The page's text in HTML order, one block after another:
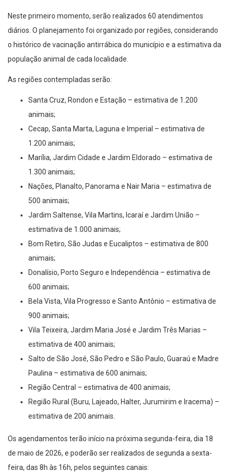
Neste primeiro momento, serão realizados 60 atendimentos
diários. O planejamento foi organizado por regiões, considerando
o histórico de vacinação antirrábica do município e a estimativa da
população animal de cada localidade.
As regiões contempladas serão:
Santa Cruz, Rondon e Estação – estimativa de 1.200
animais;
Cecap, Santa Marta, Laguna e Imperial – estimativa de
1.200 animais;
Marília, Jardim Cidade e Jardim Eldorado – estimativa de
1.300 animais;
Nações, Planalto, Panorama e Nair Maria – estimativa de
500 animais;
Jardim Saltense, Vila Martins, Icaraí e Jardim União –
estimativa de 1.000 animais;
Bom Retiro, São Judas e Eucaliptos – estimativa de 800
animais;
Donalísio, Porto Seguro e Independência – estimativa de
600 animais;
Bela Vista, Vila Progresso e Santo Antônio – estimativa de
900 animais;
Vila Teixeira, Jardim Maria José e Jardim Três Marias –
estimativa de 400 animais;
Salto de São José, São Pedro e São Paulo, Guaraú e Madre
Paulina – estimativa de 600 animais;
Região Central – estimativa de 400 animais;
Região Rural (Buru, Lajeado, Halter, Jurumirim e Iracema) –
estimativa de 200 animais.
Os agendamentos terão início na próxima segunda-feira, dia 18
de maio de 2026, e poderão ser realizados de segunda a sexta-
feira, das 8h às 16h, pelos seguintes canais: